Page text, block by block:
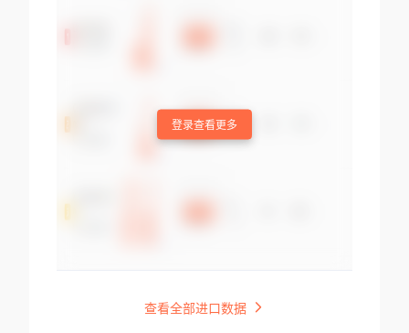
登录查看更多
查看全部进口数据